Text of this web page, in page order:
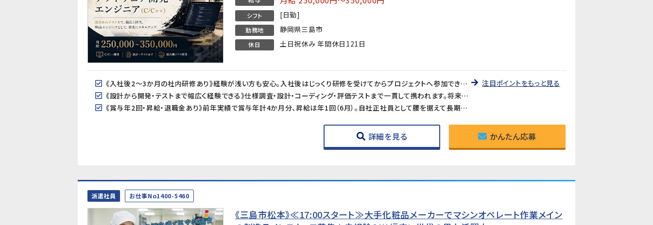
シフト [日勤]
勤務地 静岡県三島市
休日 土日祝休み 年間休日121日
《入社後2〜3か月の社内研修あり》経験が浅い方も安心。入社後はじっくり研修を受けてからプロジェクトへ参加できます。C言語・C++の経験を活かしながら、設計力や問題解決力も磨けます。
《設計から開発・テストまで幅広く経験できる》仕様調査・設計・コーディング・評価テストまで一貫して携われます。将来的には新機能開発や上流工程など、より裁量の大きな業務へのステップアップも可能です。
《賞与年2回・昇給・退職金あり》前年実績で賞与年計4か月分、昇給は年1回（6月）。自社正社員として腰を据えて長期的なキャリアを築ける環境です。
注目ポイントをもっと見る
詳細を見る かんたん応募
派遣社員 お仕事No1400-5460
《三島市松本》≪17:00スタート≫大手化粧品メーカーでマシンオペレート作業メイン